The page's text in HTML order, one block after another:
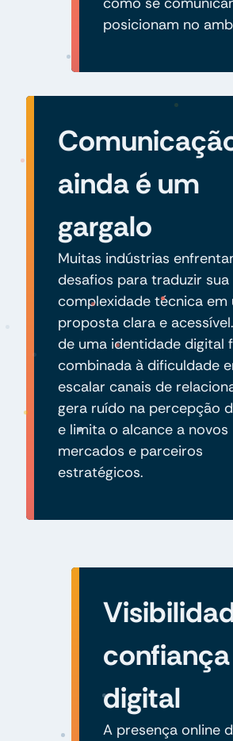
posicionam no
ainda é um
gargalo
Muitas indústrias
desafios para traduzir sua
complexidade técnica em
proposta clara e
de uma identidade digital
combinada à dificuldade
escalar canais de
gera ruído na percepção
e limita o alcance a novos
mercados e parceiros
estratégicos.
digital
A presença online